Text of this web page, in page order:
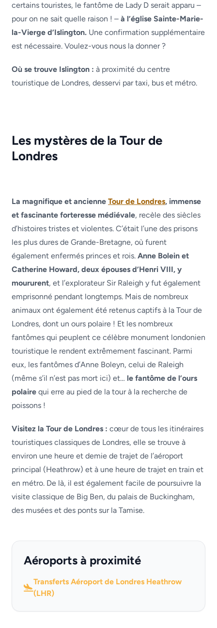
certains touristes, le fantôme de Lady D serait apparu –
pour on ne sait quelle raison ! – à l’église Sainte-Marie-
la-Vierge d’Islington. Une confirmation supplémentaire
est nécessaire. Voulez-vous nous la donner ?
Où se trouve Islington : à proximité du centre
touristique de Londres, desservi par taxi, bus et métro.
Les mystères de la Tour de
Londres
La magnifique et ancienne Tour de Londres, immense
et fascinante forteresse médiévale, recèle des siècles
d’histoires tristes et violentes. C’était l’une des prisons
les plus dures de Grande-Bretagne, où furent
également enfermés princes et rois. Anne Bolein et
Catherine Howard, deux épouses d’Henri VIII, y
moururent, et l’explorateur Sir Raleigh y fut également
emprisonné pendant longtemps. Mais de nombreux
animaux ont également été retenus captifs à la Tour de
Londres, dont un ours polaire ! Et les nombreux
fantômes qui peuplent ce célèbre monument londonien
touristique le rendent extrêmement fascinant. Parmi
eux, les fantômes d’Anne Boleyn, celui de Raleigh
(même s’il n’est pas mort ici) et… le fantôme de l’ours
polaire qui erre au pied de la tour à la recherche de
poissons !
Visitez la Tour de Londres : cœur de tous les itinéraires
touristiques classiques de Londres, elle se trouve à
environ une heure et demie de trajet de l’aéroport
principal (Heathrow) et à une heure de trajet en train et
en métro. De là, il est également facile de poursuivre la
visite classique de Big Ben, du palais de Buckingham,
des musées et des ponts sur la Tamise.
Aéroports à proximité
Transferts Aéroport de Londres Heathrow
(LHR)